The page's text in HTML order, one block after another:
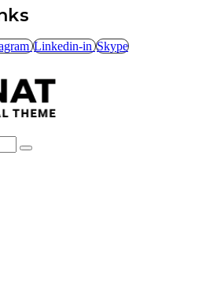
Linkedin-in Skype